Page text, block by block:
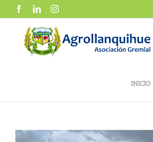
al
contenido
FacebookLinkedInInstagram
INICIO